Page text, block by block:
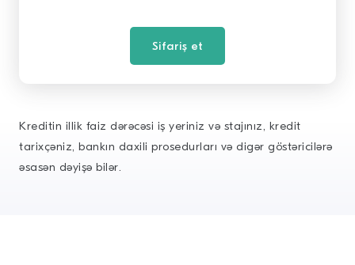
Sifariş et
Kreditin illik faiz dərəcəsi iş yeriniz və stajınız, kredit
tarixçəniz, bankın daxili prosedurları və digər göstəricilərə
əsasən dəyişə bilər.